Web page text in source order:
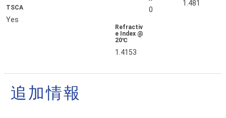
TSCA
Yes
0
1.481
Refractiv
e Index @
20℃
1.4153
追加情報